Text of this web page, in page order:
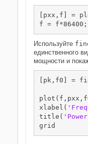
[pxx,f] =
f = f*86400;
Используйте
единственного
мощности и
[pk,f0] =
xlabel(
title(
grid